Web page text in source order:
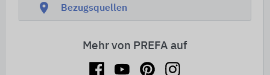
location_on Bezugsquellen
Mehr von PREFA auf